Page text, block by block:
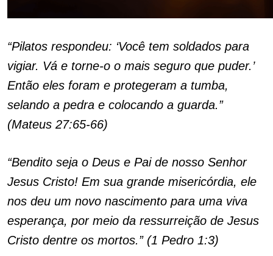
“Pilatos respondeu: ‘Você tem soldados para
vigiar. Vá e torne-o o mais seguro que puder.’
Então eles foram e protegeram a tumba,
selando a pedra e colocando a guarda.”
(Mateus 27:65-66)
“Bendito seja o Deus e Pai de nosso Senhor
Jesus Cristo! Em sua grande misericórdia, ele
nos deu um novo nascimento para uma viva
esperança, por meio da ressurreição de Jesus
Cristo dentre os mortos.” (1 Pedro 1:3)